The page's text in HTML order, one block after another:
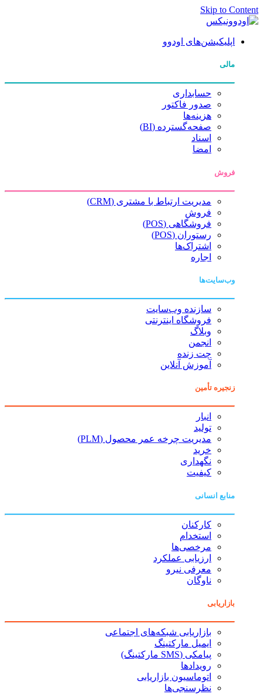
Skip to Content
اپلیکیشن‌های اودوو
مالی
حسابداری
صدور فاکتور
هزینه‌ها
صفحه‌گسترده (BI)
اسناد
امضا
فروش
مدیریت ارتباط با مشتری (CRM)
فروش
فروشگاهی (POS)
رستوران (POS)
اشتراک‌ها
اجاره
وب‌سایت‌ها
سازنده وب‌سایت
فروشگاه اینترنتی
وبلاگ
انجمن
چت زنده
آموزش آنلاین
زنجیره تأمین
انبار
تولید
مدیریت چرخه عمر محصول (PLM)
خرید
نگهداری
کیفیت
منابع انسانی
کارکنان
استخدام
مرخصی‌ها
ارزیابی عملکرد
معرفی نیرو
ناوگان
بازاریابی
بازاریابی شبکه‌های اجتماعی
ایمیل مارکتینگ
پیامکی (SMS مارکتینگ)
رویدادها
اتوماسیون بازاریابی
نظرسنجی‌ها